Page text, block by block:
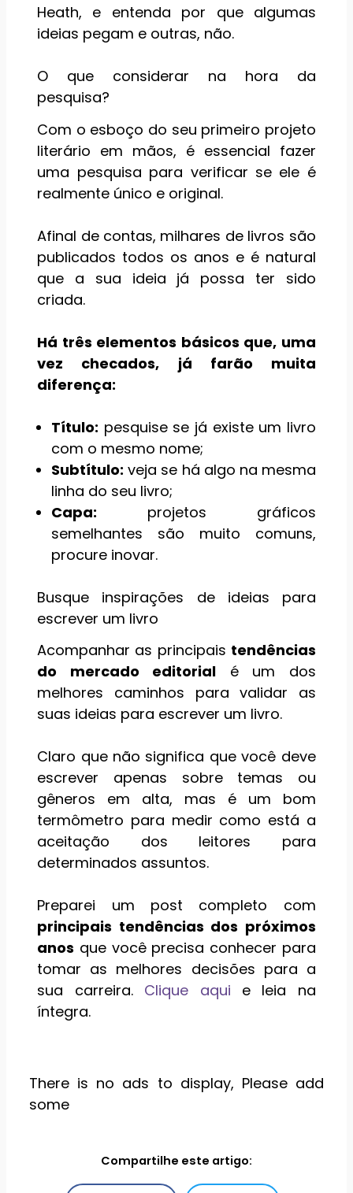
Heath, e entenda por que algumas
ideias pegam e outras, não.
O que considerar na hora da
pesquisa?
Com o esboço do seu primeiro projeto
literário em mãos, é essencial fazer
uma pesquisa para verificar se ele é
realmente único e original.
Afinal de contas, milhares de livros são
publicados todos os anos e é natural
que a sua ideia já possa ter sido
criada.
Há três elementos básicos que, uma
vez checados, já farão muita
diferença:
Título: pesquise se já existe um livro
com o mesmo nome;
Subtítulo: veja se há algo na mesma
linha do seu livro;
Capa: projetos gráficos
semelhantes são muito comuns,
procure inovar.
Busque inspirações de ideias para
escrever um livro
Acompanhar as principais tendências
do mercado editorial é um dos
melhores caminhos para validar as
suas ideias para escrever um livro.
Claro que não significa que você deve
escrever apenas sobre temas ou
gêneros em alta, mas é um bom
termômetro para medir como está a
aceitação dos leitores para
determinados assuntos.
Preparei um post completo com
principais tendências dos próximos
anos que você precisa conhecer para
tomar as melhores decisões para a
sua carreira. Clique aqui e leia na
íntegra.
There is no ads to display, Please add
some
Compartilhe este artigo: